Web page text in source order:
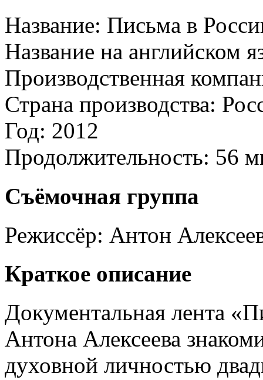
Название: Письма в
Название на английском
Производственная
Страна производства:
Год: 2012
Продолжительность: 56
Съёмочная группа
Режиссёр: Антон
Краткое описание
Документальная лента
Антона Алексеева
духовной личностью